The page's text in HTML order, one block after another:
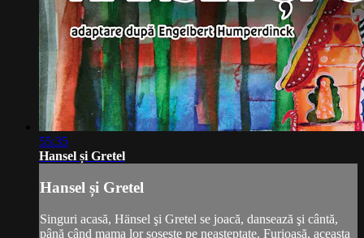
55:35
Hansel și Gretel
Hansel și Gretel
Singuri acasă, Hänsel şi Gretel se joacă, dansează şi cântă,
până când mama lor soseşte pe neaşteptate. Furioasă, aceasta